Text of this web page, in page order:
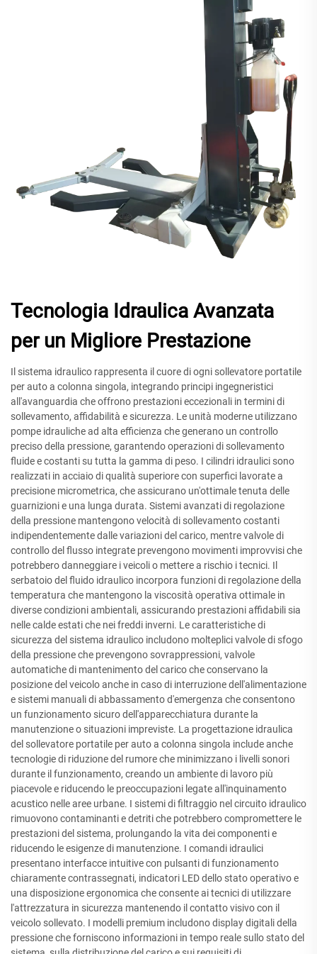
Tecnologia Idraulica Avanzata
per un Migliore Prestazione
Il sistema idraulico rappresenta il cuore di ogni sollevatore portatile
per auto a colonna singola, integrando principi ingegneristici
all'avanguardia che offrono prestazioni eccezionali in termini di
sollevamento, affidabilità e sicurezza. Le unità moderne utilizzano
pompe idrauliche ad alta efficienza che generano un controllo
preciso della pressione, garantendo operazioni di sollevamento
fluide e costanti su tutta la gamma di peso. I cilindri idraulici sono
realizzati in acciaio di qualità superiore con superfici lavorate a
precisione micrometrica, che assicurano un'ottimale tenuta delle
guarnizioni e una lunga durata. Sistemi avanzati di regolazione
della pressione mantengono velocità di sollevamento costanti
indipendentemente dalle variazioni del carico, mentre valvole di
controllo del flusso integrate prevengono movimenti improvvisi che
potrebbero danneggiare i veicoli o mettere a rischio i tecnici. Il
serbatoio del fluido idraulico incorpora funzioni di regolazione della
temperatura che mantengono la viscosità operativa ottimale in
diverse condizioni ambientali, assicurando prestazioni affidabili sia
nelle calde estati che nei freddi inverni. Le caratteristiche di
sicurezza del sistema idraulico includono molteplici valvole di sfogo
della pressione che prevengono sovrappressioni, valvole
automatiche di mantenimento del carico che conservano la
posizione del veicolo anche in caso di interruzione dell'alimentazione
e sistemi manuali di abbassamento d'emergenza che consentono
un funzionamento sicuro dell'apparecchiatura durante la
manutenzione o situazioni impreviste. La progettazione idraulica
del sollevatore portatile per auto a colonna singola include anche
tecnologie di riduzione del rumore che minimizzano i livelli sonori
durante il funzionamento, creando un ambiente di lavoro più
piacevole e riducendo le preoccupazioni legate all'inquinamento
acustico nelle aree urbane. I sistemi di filtraggio nel circuito idraulico
rimuovono contaminanti e detriti che potrebbero compromettere le
prestazioni del sistema, prolungando la vita dei componenti e
riducendo le esigenze di manutenzione. I comandi idraulici
presentano interfacce intuitive con pulsanti di funzionamento
chiaramente contrassegnati, indicatori LED dello stato operativo e
una disposizione ergonomica che consente ai tecnici di utilizzare
l'attrezzatura in sicurezza mantenendo il contatto visivo con il
veicolo sollevato. I modelli premium includono display digitali della
pressione che forniscono informazioni in tempo reale sullo stato del